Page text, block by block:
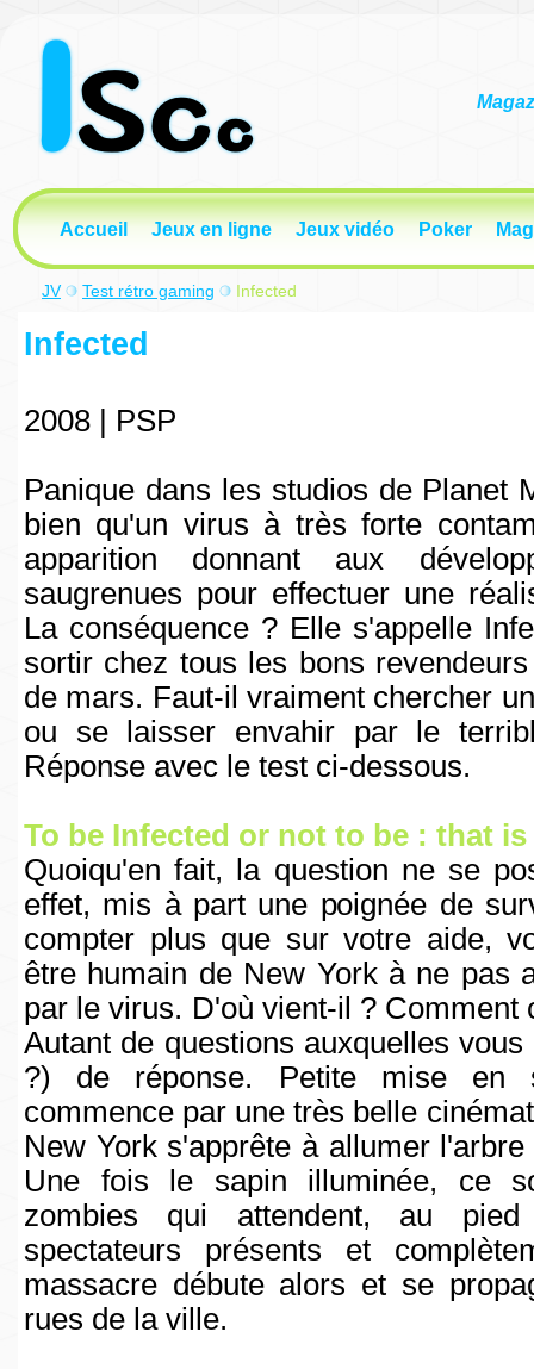
Accueil Jeux en ligne Jeux vidéo Poker
JV Test rétro gaming Infected
Infected
2008 | PSP
Panique dans les studios de Planet
bien qu'un virus à très forte
apparition donnant aux
saugrenues pour effectuer une
La conséquence ? Elle s'appelle
sortir chez tous les bons
de mars. Faut-il vraiment chercher
ou se laisser envahir par le
Réponse avec le test ci-dessous.
To be Infected or not to be : that
Quoiqu'en fait, la question ne se
effet, mis à part une poignée de
compter plus que sur votre aide,
être humain de New York à ne pas
par le virus. D'où vient-il ? Comment
Autant de questions auxquelles
?) de réponse. Petite mise en
commence par une très belle
New York s'apprête à allumer
Une fois le sapin illuminée, ce
zombies qui attendent, au
spectateurs présents et
massacre débute alors et se
rues de la ville.